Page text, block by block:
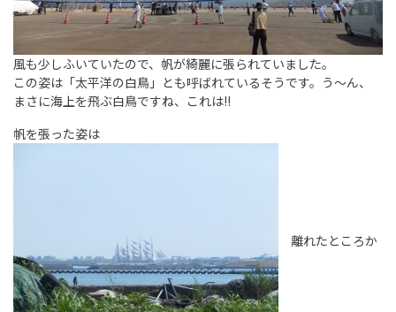
風も少しふいていたので、帆が綺麗に張られていました。
この姿は「太平洋の白鳥」とも呼ばれているそうです。う～ん、
まさに海上を飛ぶ白鳥ですね、これは!!
帆を張った姿は
離れたところか